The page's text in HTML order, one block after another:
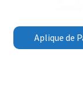
Aplique de